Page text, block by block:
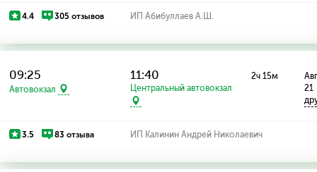
4.4 305 отзывов ИП Абибуллаев А.Ш.
09:25
Автовокзал
11:40
Центральный автовокзал
2ч 15м
21
3.5 83 отзыва ИП Калинин Андрей Николаевич